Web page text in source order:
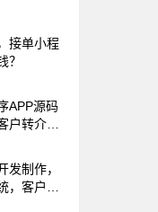
套上门推
快呢？根
郊到家
目，已经
，各行业
一个而类
最近两
推拿服务
业内人士
接单小程
？
APP源码
户转介绍
发制作，
，客户转